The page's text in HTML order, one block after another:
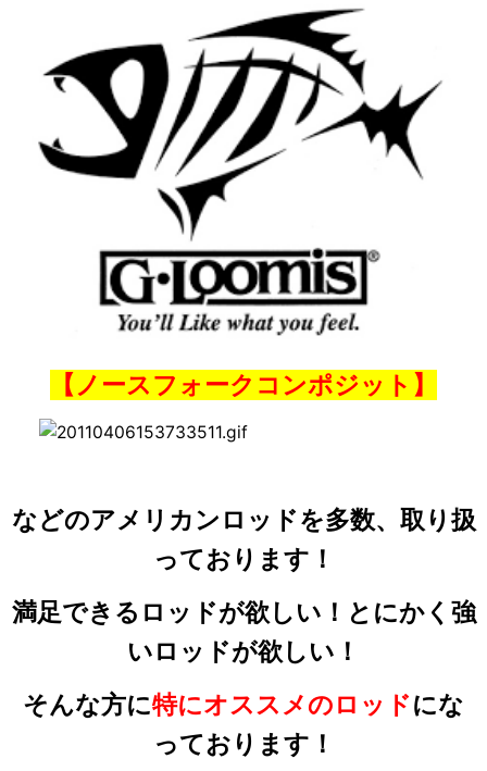
【ノースフォークコンポジット】
などのアメリカンロッドを多数、取り扱
っております！
満足できるロッドが欲しい！とにかく強
いロッドが欲しい！
そんな方に特にオススメのロッドにな
っております！